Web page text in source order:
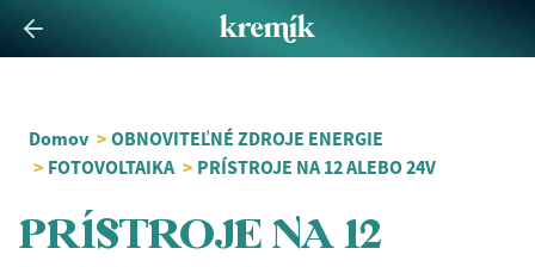
Domov > OBNOVITEĽNÉ ZDROJE ENERGIE
> FOTOVOLTAIKA > PRÍSTROJE NA 12 ALEBO 24V
PRÍSTROJE NA 12